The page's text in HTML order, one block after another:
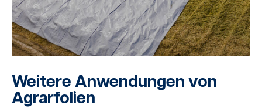
Weitere Anwendungen von
Agrarfolien